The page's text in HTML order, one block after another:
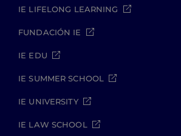
IE LIFELONG LEARNING
FUNDACIÓN IE
IE EDU
IE SUMMER SCHOOL
IE UNIVERSITY
IE LAW SCHOOL